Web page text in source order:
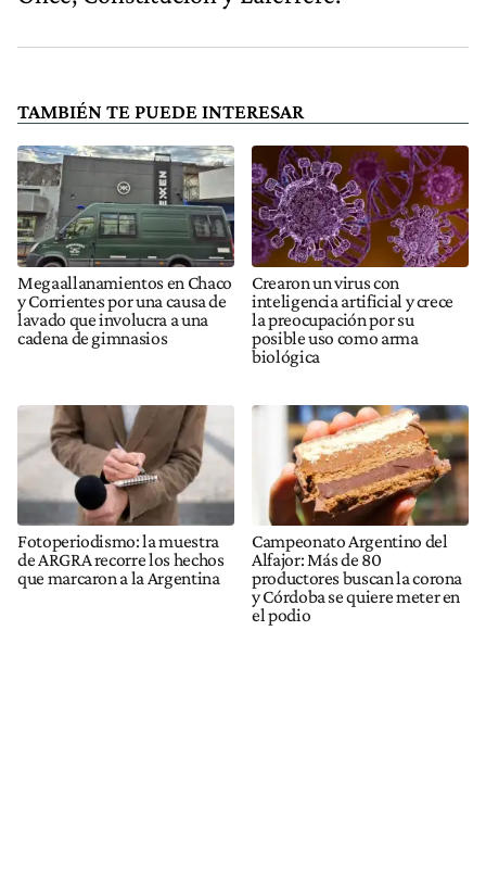
TAMBIÉN TE PUEDE INTERESAR
Megaallanamientos en Chaco
y Corrientes por una causa de
lavado que involucra a una
cadena de gimnasios
Crearon un virus con
inteligencia artificial y crece
la preocupación por su
posible uso como arma
biológica
Fotoperiodismo: la muestra
de ARGRA recorre los hechos
que marcaron a la Argentina
Campeonato Argentino del
Alfajor: Más de 80
productores buscan la corona
y Córdoba se quiere meter en
el podio